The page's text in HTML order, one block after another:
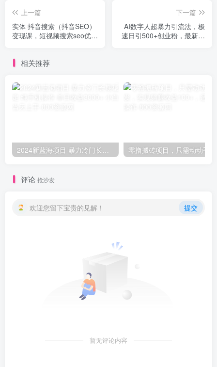
上一篇
实体 抖音搜索（抖音SEO）
变现课，短视频搜索seo优化
下一篇
AI数字人超暴力引流法，极
速日引500+创业粉，最新高
相关推荐
2024新蓝海项目 暴力冷门长期稳定 纯手机操作 单日收益3000+ 小白当天上手
评论 抢沙发
欢迎您留下宝贵的见解！ 提交
暂无评论内容